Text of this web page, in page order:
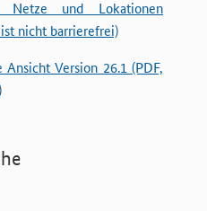
Netze und Lokationen
nicht barrierefrei)
Version 26.1 (PDF,